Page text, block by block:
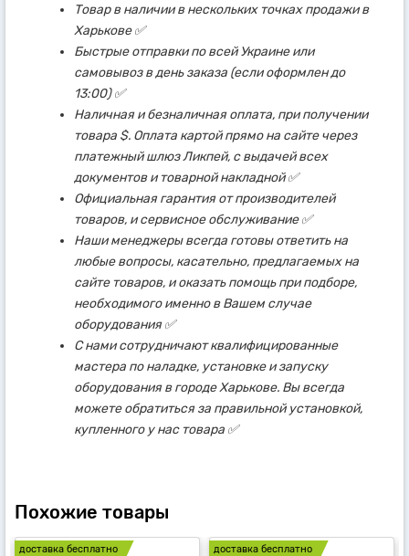
Товар в наличии в нескольких точках продажи в
Харькове ✅
Быстрые отправки по всей Украине или
самовывоз в день заказа (если оформлен до
13:00) ✅
Наличная и безналичная оплата, при получении
товара $. Оплата картой прямо на сайте через
платежный шлюз Ликпей, с выдачей всех
документов и товарной накладной ✅
Официальная гарантия от производителей
товаров, и сервисное обслуживание ✅
Наши менеджеры всегда готовы ответить на
любые вопросы, касательно, предлагаемых на
сайте товаров, и оказать помощь при подборе,
необходимого именно в Вашем случае
оборудования ✅
С нами сотрудничают квалифицированные
мастера по наладке, установке и запуску
оборудования в городе Харькове. Вы всегда
можете обратиться за правильной установкой,
купленного у нас товара ✅
Похожие товары
доставка бесплатно доставка бесплатно